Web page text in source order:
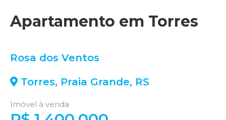
Apartamento em Torres
Rosa dos Ventos
Torres, Praia Grande, RS
Imóvel à venda